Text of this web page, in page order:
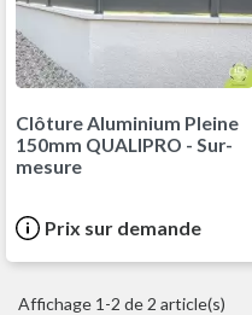
Clôture Aluminium Pleine
150mm QUALIPRO - Sur-
mesure
Prix sur demande
Affichage 1-2 de 2 article(s)